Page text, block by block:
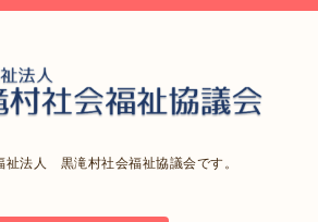
祉法人 黒滝村社会福祉協議会です。